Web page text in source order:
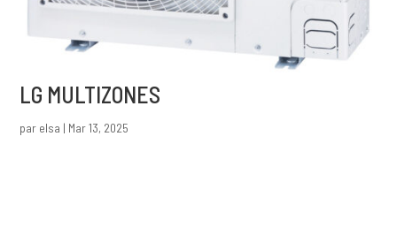
LG MULTIZONES
par elsa | Mar 13, 2025